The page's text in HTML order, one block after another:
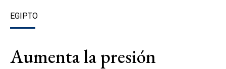
EGIPTO
Aumenta la presión